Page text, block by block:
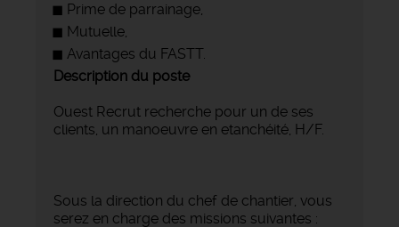
Prime de parrainage,
Mutuelle,
Avantages du FASTT.
Description du poste
Ouest Recrut recherche pour un de ses
clients, un manoeuvre en etanchéité, H/F.
Sous la direction du chef de chantier, vous
serez en charge des missions suivantes :